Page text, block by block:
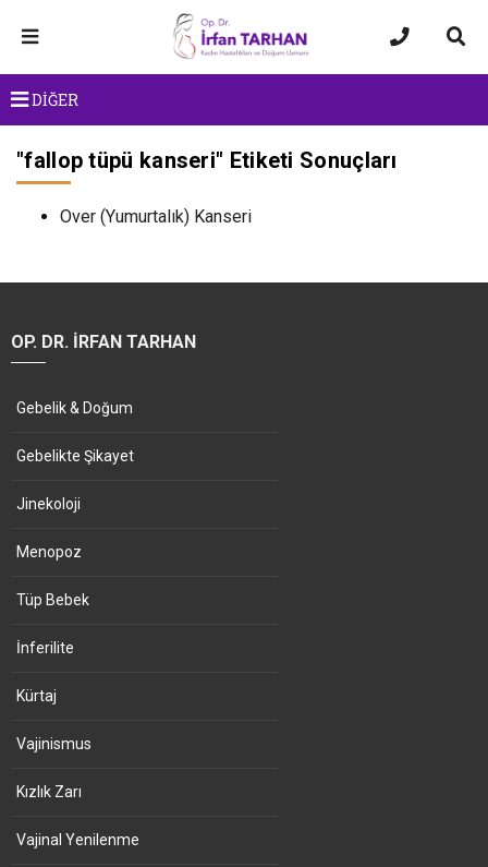
DİĞER
"fallop tüpü kanseri" Etiketi Sonuçları
Over (Yumurtalık) Kanseri
OP. DR. İRFAN TARHAN
Gebelik & Doğum
Gebelikte Şikayet
Jinekoloji
Menopoz
Tüp Bebek
İnferilite
Kürtaj
Vajinismus
Kızlık Zarı
Vajinal Yenilenme